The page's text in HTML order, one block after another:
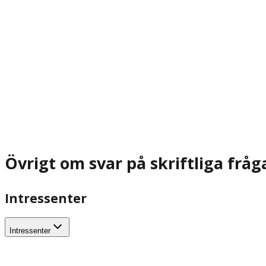
Övrigt om svar på skriftliga
Intressenter
Intressenter